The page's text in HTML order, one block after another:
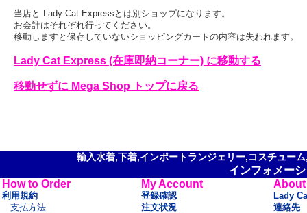
当店と Lady Cat Expressとは別ショップになります。
お会計はそれぞれ行ってください。
移動しますと保存していないショッピングカートの内容は失われます。
Lady Cat Express (在庫即納コーナー) に移動する
移動せずに Mega Shop トップに戻る
輸入水着,下着,インポートランジェリー,コスチュー
インフォメー
How to Order
利用規約
支払方法
My Account
登録確認
注文状況
About
Lady
連絡先